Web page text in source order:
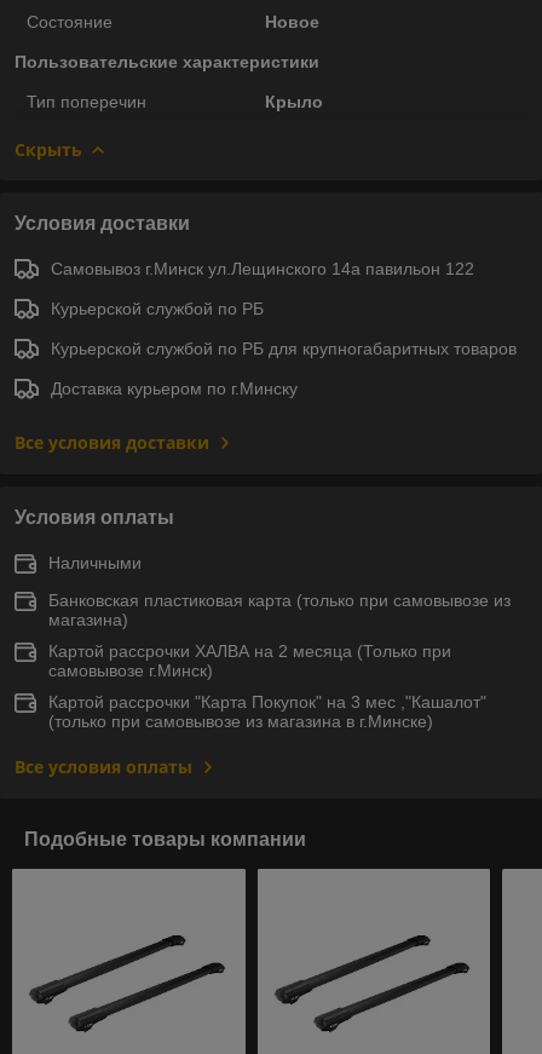
Состояние Новое
Пользовательские характеристики
Тип поперечин Крыло
Скрыть
Условия доставки
Самовывоз г.Минск ул.Лещинского 14а павильон 122
Курьерской службой по РБ
Курьерской службой по РБ для крупногабаритных товаров
Доставка курьером по г.Минску
Все условия доставки
Условия оплаты
Наличными
Банковская пластиковая карта (только при самовывозе из
магазина)
Картой рассрочки ХАЛВА на 2 месяца (Только при
самовывозе г.Минск)
Картой рассрочки "Карта Покупок" на 3 мес ,"Кашалот"
(только при самовывозе из магазина в г.Минске)
Все условия оплаты
Подобные товары компании